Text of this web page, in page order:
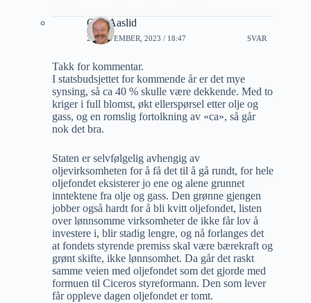
Geir Aaslid
21 NOVEMBER, 2023 / 18:47 SVAR
Takk for kommentar.
I statsbudsjettet for kommende år er det mye
synsing, så ca 40 % skulle være dekkende. Med to
kriger i full blomst, økt ellerspørsel etter olje og
gass, og en romslig fortolkning av «ca», så går
nok det bra.
Staten er selvfølgelig avhengig av
oljevirksomheten for å få det til å gå rundt, for hele
oljefondet eksisterer jo ene og alene grunnet
inntektene fra olje og gass. Den grønne gjengen
jobber også hardt for å bli kvitt oljefondet, listen
over lønnsomme virksomheter de ikke får lov å
investere i, blir stadig lengre, og nå forlanges det
at fondets styrende premiss skal være bærekraft og
grønt skifte, ikke lønnsomhet. Da går det raskt
samme veien med oljefondet som det gjorde med
formuen til Ciceros styreformann. Den som lever
får oppleve dagen oljefondet er tomt.